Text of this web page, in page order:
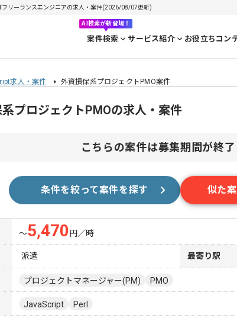
フリーランスエンジニアの求人・案件(2026/08/07更新)
AI検索が新登場！
案件検索 サービス紹介 お役立ちコン
求人・案件 外資損保系プロジェクトPMO案件
プロジェクトPMOの求人・案件
こちらの案件は募集期間が終
条件を絞って案件を探す 似た
〜5,470 円／時
派遣 最寄り駅
プロジェクトマネージャー(PM) PMO
JavaScript Perl